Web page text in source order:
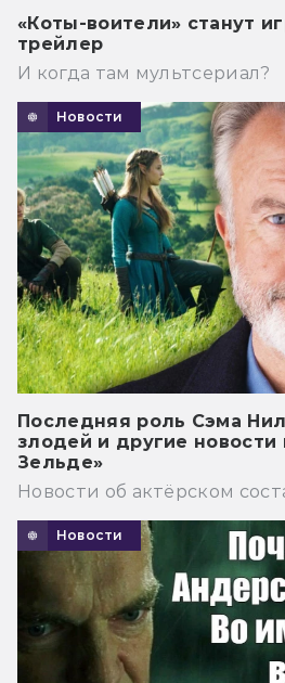
«Коты-воители» станут
трейлер
И когда там мультсериал?
Новости
Последняя роль Сэма
злодей и другие новости
Зельде»
Новости об актёрском
Новости